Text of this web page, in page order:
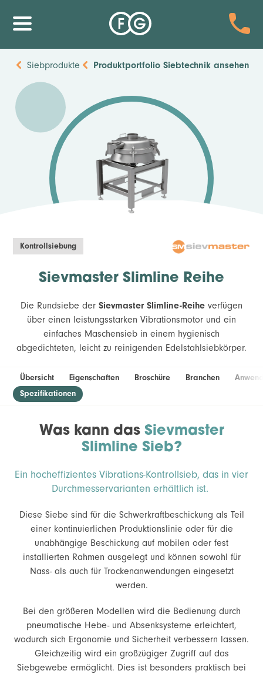
Siebprodukte Produktportfolio Siebtechnik ansehen
Kontrollsiebung
Sievmaster Slimline Reihe
Die Rundsiebe der Sievmaster Slimline-Reihe verfügen
über einen leistungsstarken Vibrationsmotor und ein
einfaches Maschensieb in einem hygienisch
abgedichteten, leicht zu reinigenden Edelstahlsiebkörper.
Übersicht Eigenschaften Broschüre Branchen
Spezifikationen
Was kann das Sievmaster
Slimline Sieb?
Ein hocheffizientes Vibrations-Kontrollsieb, das in vier
Durchmesservarianten erhältlich ist.
Diese Siebe sind für die Schwerkraftbeschickung als Teil
einer kontinuierlichen Produktionslinie oder für die
unabhängige Beschickung auf mobilen oder fest
installierten Rahmen ausgelegt und können sowohl für
Nass- als auch für Trockenanwendungen eingesetzt
werden.
Bei den größeren Modellen wird die Bedienung durch
pneumatische Hebe- und Absenksysteme erleichtert,
wodurch sich Ergonomie und Sicherheit verbessern lassen.
Gleichzeitig wird ein großzügiger Zugriff auf das
Siebgewebe ermöglicht. Dies ist besonders praktisch bei